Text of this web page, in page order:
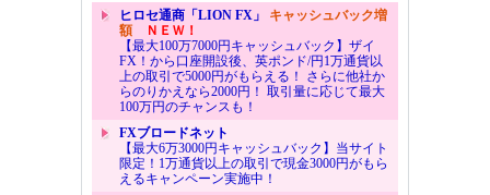
ヒロセ通商「LION FX」 キャッシュバック増
額ＮＥＷ！
【最大100万7000円キャッシュバック】ザイ
FX！から口座開設後、英ポンド/円1万通貨以
上の取引で5000円がもらえる！ さらに他社か
らのりかえなら2000円！ 取引量に応じて最大
100万円のチャンスも！
FXブロードネット
【最大6万3000円キャッシュバック】当サイト
限定！1万通貨以上の取引で現金3000円がもら
えるキャンペーン実施中！